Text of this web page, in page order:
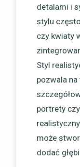
detalami i
stylu
czy kwiaty
Styl
pozwala
portrety
może
dodać